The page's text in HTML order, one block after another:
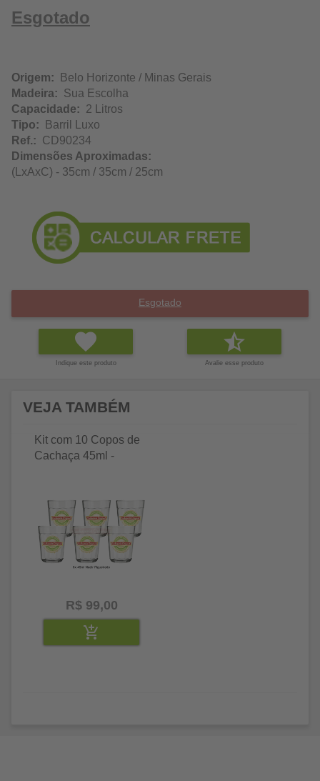
Esgotado
Origem: Belo Horizonte / Minas Gerais
Madeira: Sua Escolha
Capacidade: 2 Litros
Tipo: Barril Luxo
Ref.: CD90234
Dimensões Aproximadas:
(LxAxC) - 35cm / 35cm / 25cm
Esgotado
Indique este produto Avalie esse produto
VEJA TAMBÉM
Kit com 10 Copos de
Cachaça 45ml -
R$ 99,00